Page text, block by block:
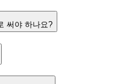
써야 하나요?